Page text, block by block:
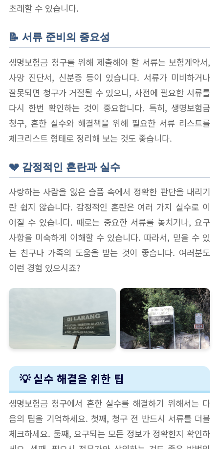
초래할 수 있습니다.
📝 서류 준비의 중요성
생명보험금 청구를 위해 제출해야 할 서류는 보험계약서,
사망 진단서, 신분증 등이 있습니다. 서류가 미비하거나
잘못되면 청구가 거절될 수 있으니, 사전에 필요한 서류를
다시 한번 확인하는 것이 중요합니다. 특히, 생명보험금
청구, 흔한 실수와 해결책을 위해 필요한 서류 리스트를
체크리스트 형태로 정리해 보는 것도 좋습니다.
💔 감정적인 혼란과 실수
사랑하는 사람을 잃은 슬픔 속에서 정확한 판단을 내리기
란 쉽지 않습니다. 감정적인 혼란은 여러 가지 실수로 이
어질 수 있습니다. 때로는 중요한 서류를 놓치거나, 요구
사항을 미숙하게 이해할 수 있습니다. 따라서, 믿을 수 있
는 친구나 가족의 도움을 받는 것이 좋습니다. 여러분도
이런 경험 있으시죠?
💡 실수 해결을 위한 팁
생명보험금 청구에서 흔한 실수를 해결하기 위해서는 다
음의 팁을 기억하세요. 첫째, 청구 전 반드시 서류를 더블
체크하세요. 둘째, 요구되는 모든 정보가 정확한지 확인하